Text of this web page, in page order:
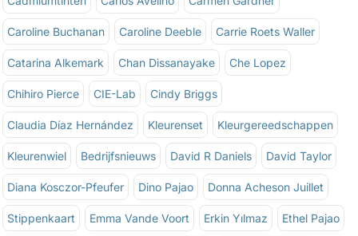
Caroline Buchanan Caroline Deeble Carrie Roets Waller
Catarina Alkemark Chan Dissanayake Che Lopez
Chihiro Pierce CIE-Lab Cindy Briggs
Claudia Díaz Hernández Kleurenset Kleurgereedschappen
Kleurenwiel Bedrijfsnieuws David R Daniels David Taylor
Diana Kosczor-Pfeufer Dino Pajao Donna Acheson Juillet
Stippenkaart Emma Vande Voort Erkin Yılmaz Ethel Pajao